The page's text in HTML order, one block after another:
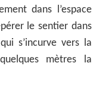
dans l’espace
le sentier dans
s’incurve vers la
mètres la